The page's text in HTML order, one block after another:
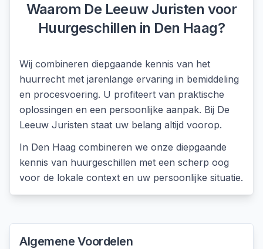
Waarom De Leeuw Juristen voor
Huurgeschillen in Den Haag?
Wij combineren diepgaande kennis van het
huurrecht met jarenlange ervaring in bemiddeling
en procesvoering. U profiteert van praktische
oplossingen en een persoonlijke aanpak. Bij De
Leeuw Juristen staat uw belang altijd voorop.
In Den Haag combineren we onze diepgaande
kennis van huurgeschillen met een scherp oog
voor de lokale context en uw persoonlijke situatie.
Algemene Voordelen